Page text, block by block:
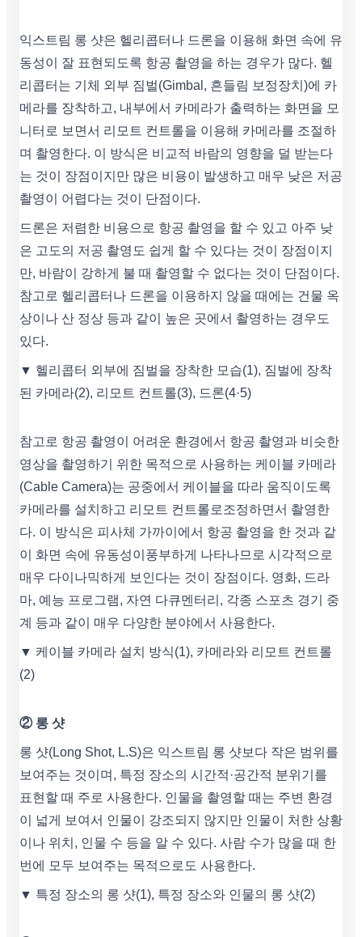
익스트림 롱 샷은 헬리콥터나 드론을 이용해 화면 속에 유
동성이 잘 표현되도록 항공 촬영을 하는 경우가 많다. 헬
리콥터는 기체 외부 짐벌(Gimbal, 흔들림 보정장치)에 카
메라를 장착하고, 내부에서 카메라가 출력하는 화면을 모
니터로 보면서 리모트 컨트롤을 이용해 카메라를 조절하
며 촬영한다. 이 방식은 비교적 바람의 영향을 덜 받는다
는 것이 장점이지만 많은 비용이 발생하고 매우 낮은 저공
촬영이 어렵다는 것이 단점이다.
드론은 저렴한 비용으로 항공 촬영을 할 수 있고 아주 낮
은 고도의 저공 촬영도 쉽게 할 수 있다는 것이 장점이지
만, 바람이 강하게 불 때 촬영할 수 없다는 것이 단점이다.
참고로 헬리콥터나 드론을 이용하지 않을 때에는 건물 옥
상이나 산 정상 등과 같이 높은 곳에서 촬영하는 경우도
있다.
▼ 헬리콥터 외부에 짐벌을 장착한 모습(1), 짐벌에 장착
된 카메라(2), 리모트 컨트롤(3), 드론(4·5)
참고로 항공 촬영이 어려운 환경에서 항공 촬영과 비슷한
영상을 촬영하기 위한 목적으로 사용하는 케이블 카메라
(Cable Camera)는 공중에서 케이블을 따라 움직이도록
카메라를 설치하고 리모트 컨트롤로조정하면서 촬영한
다. 이 방식은 피사체 가까이에서 항공 촬영을 한 것과 같
이 화면 속에 유동성이풍부하게 나타나므로 시각적으로
매우 다이나믹하게 보인다는 것이 장점이다. 영화, 드라
마, 예능 프로그램, 자연 다큐멘터리, 각종 스포츠 경기 중
계 등과 같이 매우 다양한 분야에서 사용한다.
▼ 케이블 카메라 설치 방식(1), 카메라와 리모트 컨트롤
(2)
② 롱 샷
롱 샷(Long Shot, L.S)은 익스트림 롱 샷보다 작은 범위를
보여주는 것이며, 특정 장소의 시간적·공간적 분위기를
표현할 때 주로 사용한다. 인물을 촬영할 때는 주변 환경
이 넓게 보여서 인물이 강조되지 않지만 인물이 처한 상황
이나 위치, 인물 수 등을 알 수 있다. 사람 수가 많을 때 한
번에 모두 보여주는 목적으로도 사용한다.
▼ 특정 장소의 롱 샷(1), 특정 장소와 인물의 롱 샷(2)